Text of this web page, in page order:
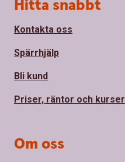
Hitta snabbt
Kontakta oss
Spärrhjälp
Bli kund
Priser, räntor och kurser
Om oss